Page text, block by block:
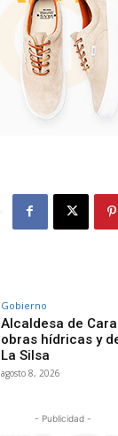
Gobierno
Alcaldesa de
obras hídricas y
La Silsa
agosto 8, 2026
- Publicidad -